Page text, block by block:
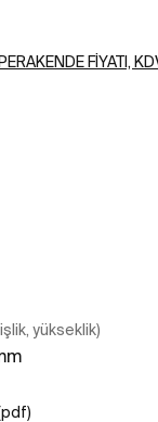
FIYATI,
yükseklik)